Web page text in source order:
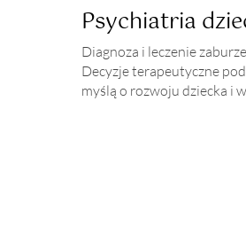
Psychiatria
Diagnoza i leczenie
Decyzje terapeutyczne
myślą o rozwoju dziecka i